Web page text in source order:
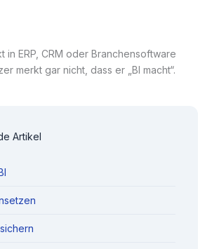
in ERP, CRM oder Branchensoftware
merkt gar nicht, dass er „BI macht“.
Artikel